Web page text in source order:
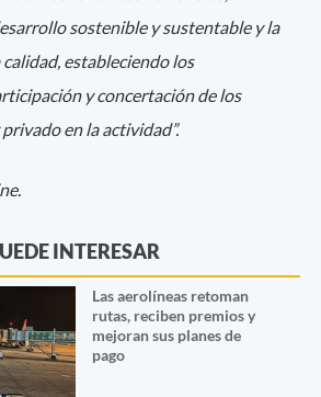
sostenible y sustentable y la
estableciendo los
y concertación de los
en la actividad”.
INTERESAR
Las aerolíneas retoman
rutas, reciben premios y
mejoran sus planes de
pago